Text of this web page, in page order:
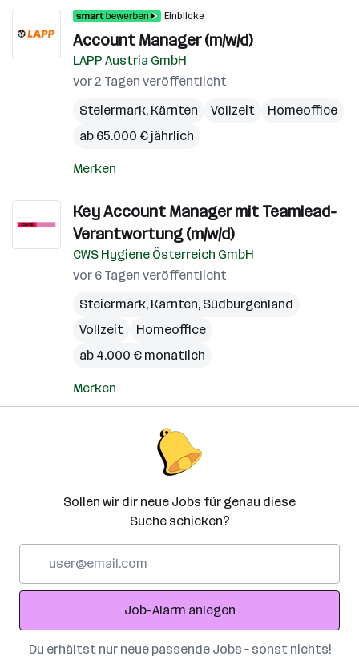
Einblicke
Account Manager (m/w/d)
LAPP Austria GmbH
vor 2 Tagen veröffentlicht
Steiermark, Kärnten Vollzeit
Homeoffice
ab 65.000 € jährlich
Merken
Key Account Manager mit Teamlead-
Verantwortung (m/w/d)
CWS Hygiene Österreich GmbH
vor 6 Tagen veröffentlicht
Steiermark, Kärnten, Südburgenland
Vollzeit
Homeoffice
ab 4.000 € monatlich
Merken
Sollen wir dir neue Jobs für genau diese
Suche schicken?
Adresse
Job-Alarm anlegen
Du erhältst nur neue passende Jobs – sonst nichts!